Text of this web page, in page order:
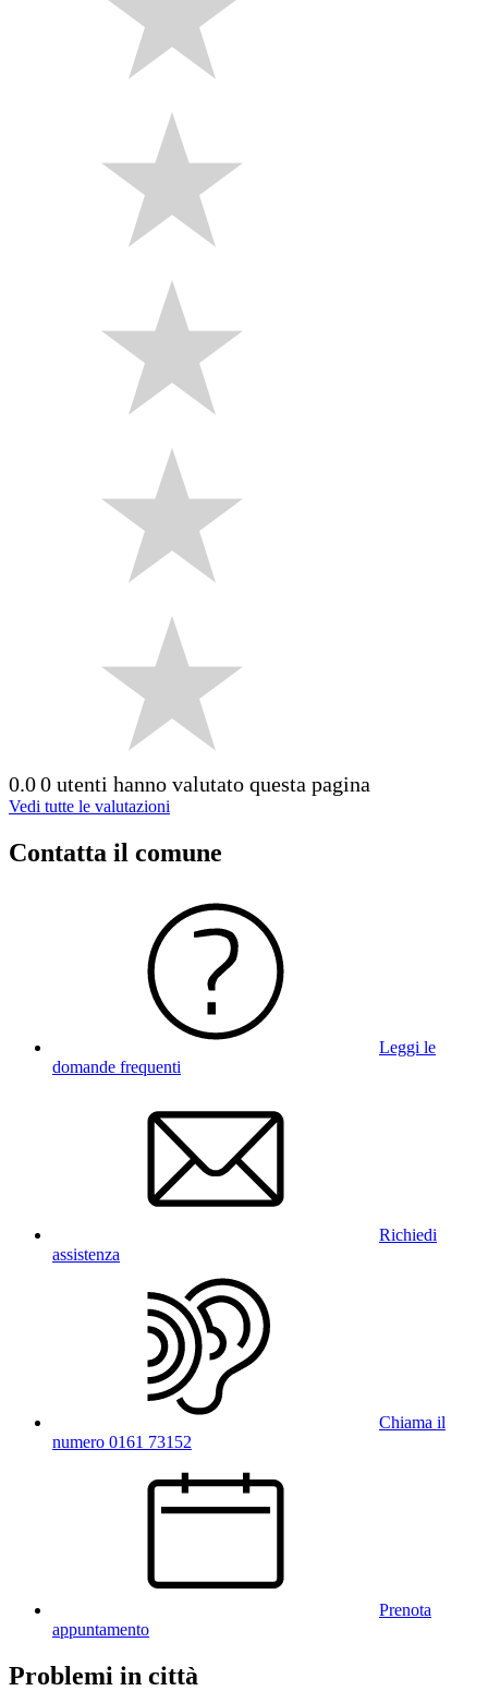
0.00 utenti hanno valutato questa pagina
Vedi tutte le valutazioni
Contatta il comune
Leggi le
domande frequenti
Richiedi
assistenza
Chiama il
numero 0161 73152
Prenota
appuntamento
Problemi in città